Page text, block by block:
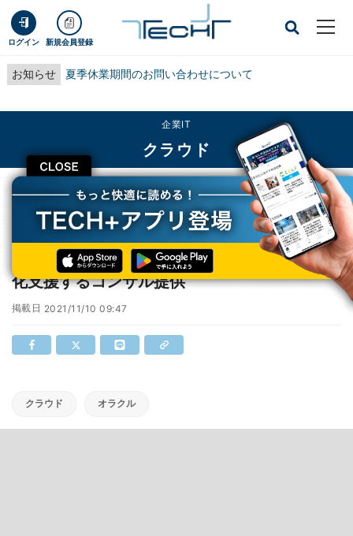
ログイン 新規会員登録
お知らせ 夏季休業期間のお問い合わせについて
CLOSE
企業IT
クラウド
TECH+ 企業IT
クラウド
オラクル、Oracle Cloud導入メリットの最大化支援するコンサル提供
オラクル、Oracle Cloud導入メリットの最大
化支援するコンサル提供
掲載日 2021/11/10 09:47
クラウド オラクル